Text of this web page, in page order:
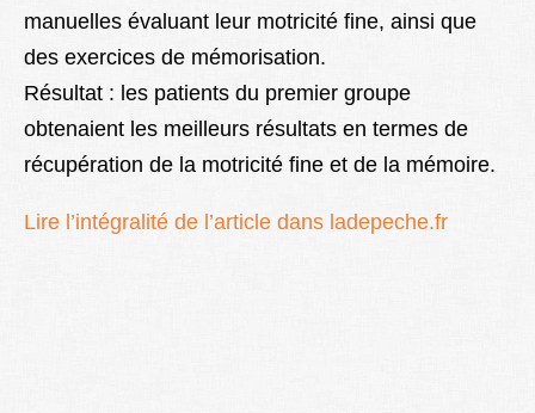
manuelles évaluant leur motricité fine, ainsi que
des exercices de mémorisation.
Résultat : les patients du premier groupe
obtenaient les meilleurs résultats en termes de
récupération de la motricité fine et de la mémoire.
Lire l’intégralité de l’article dans ladepeche.fr